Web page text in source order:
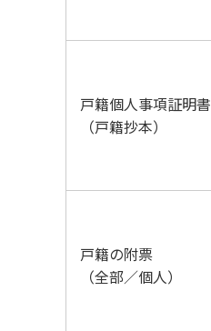
戸籍個人事項証明書
（戸籍抄本）
戸籍の附票
（全部／個人）